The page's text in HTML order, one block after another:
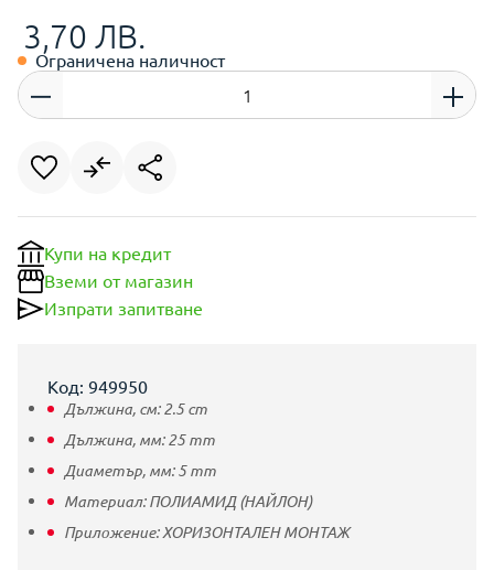
3,70 ЛВ.
Ограничена наличност
Купи на кредит
Вземи от магазин
Изпрати запитване
Код: 949950
Дължина, см:2.5cm
Дължина, мм:25mm
Диаметър, мм:5mm
Материал:ПОЛИАМИД (НАЙЛОН)
Приложение:ХОРИЗОНТАЛЕН МОНТАЖ